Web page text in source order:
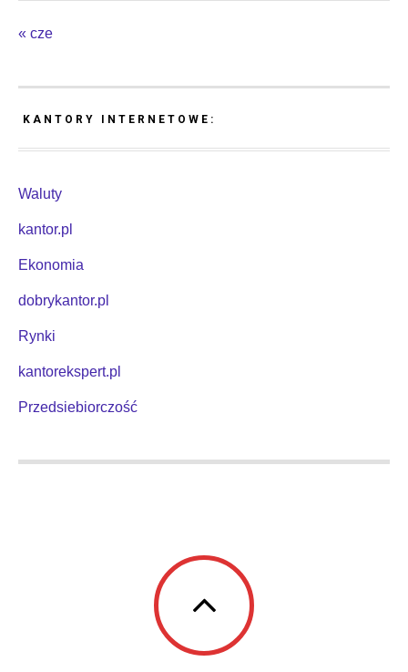
« cze
KANTORY INTERNETOWE:
Waluty
kantor.pl
Ekonomia
dobrykantor.pl
Rynki
kantorekspert.pl
Przedsiebiorczość